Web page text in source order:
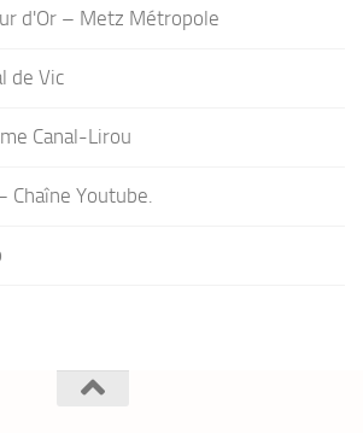
d'Or – Metz Métropole
de Vic
Canal-Lirou
Chaîne Youtube.